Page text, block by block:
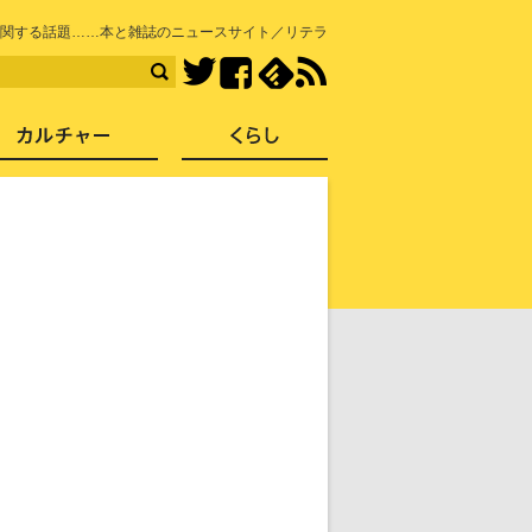
する話題……本と雑誌のニュースサイト／リテラ
TwitterFacebook
社会